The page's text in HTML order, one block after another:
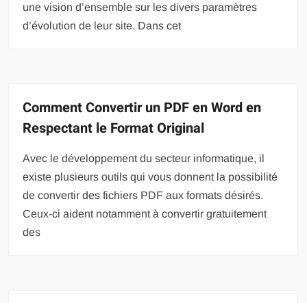
une vision d’ensemble sur les divers paramètres
d’évolution de leur site. Dans cet
Comment Convertir un PDF en Word en
Respectant le Format Original
Avec le développement du secteur informatique, il
existe plusieurs outils qui vous donnent la possibilité
de convertir des fichiers PDF aux formats désirés.
Ceux-ci aident notamment à convertir gratuitement
des